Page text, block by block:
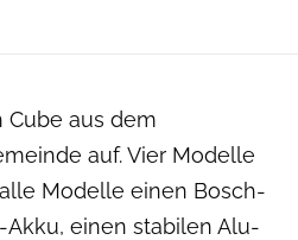
aus dem
auf. Vier Modelle
Modelle einen Bosch-
einen stabilen Alu-